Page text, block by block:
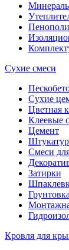
Сухие смеси
Сухие
Цветная
Клеевые
Цемент
Смеси
Затирки
Кровля для